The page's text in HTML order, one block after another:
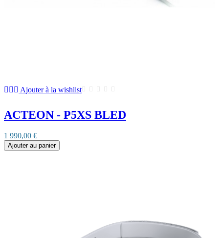
Ajouter à la wishlist
ACTEON - P5XS BLED
1 990,00 €
Ajouter au panier